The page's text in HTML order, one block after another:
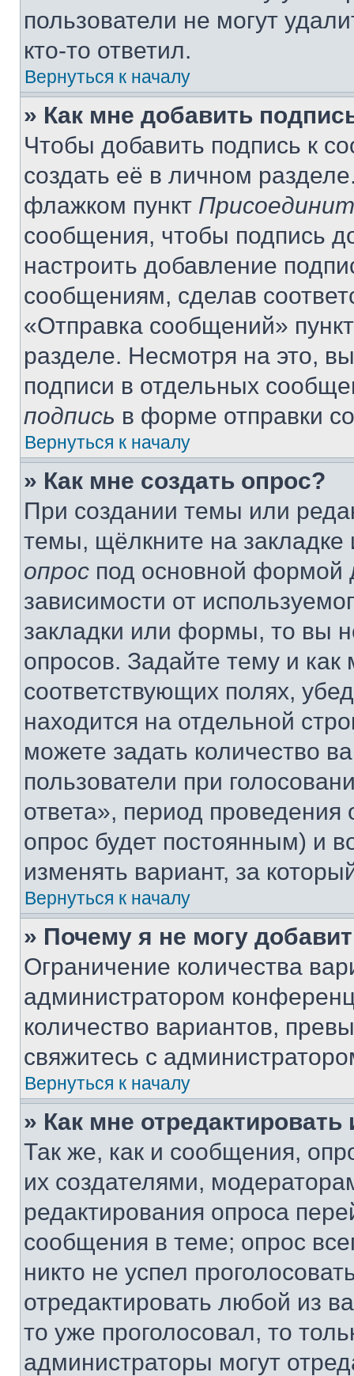
пользователи не могут
кто-то ответил.
Вернуться к началу
» Как мне добавить
Чтобы добавить подпись к
создать её в личном
флажком пункт
сообщения, чтобы подпись
настроить добавление
сообщениям, сделав
«Отправка сообщений»
разделе. Несмотря на это,
подписи в отдельных
подпись в форме отправки
Вернуться к началу
» Как мне создать опрос?
При создании темы или
темы, щёлкните на
опрос под основной формой
зависимости от
закладки или формы, то вы
опросов. Задайте тему и
соответствующих полях,
находится на отдельной
можете задать количество
пользователи при
ответа», период проведения
опрос будет постоянным) и
изменять вариант, за
Вернуться к началу
» Почему я не могу
Ограничение количества
администратором
количество вариантов,
свяжитесь с
Вернуться к началу
» Как мне
Так же, как и сообщения,
их создателями,
редактирования опроса
сообщения в теме; опрос
никто не успел
отредактировать любой из
то уже проголосовал, то
администраторы могут